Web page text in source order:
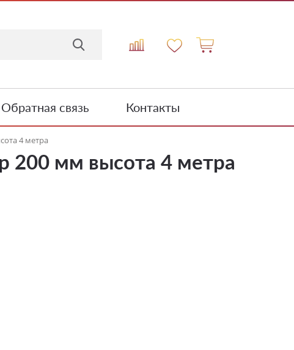
Обратная связь Контакты
4 метра
200 мм высота 4 метра